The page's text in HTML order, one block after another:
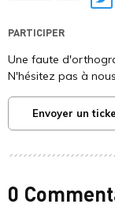
PARTICIPER
Une faute
N'hésitez pas à
Envoyer un
0